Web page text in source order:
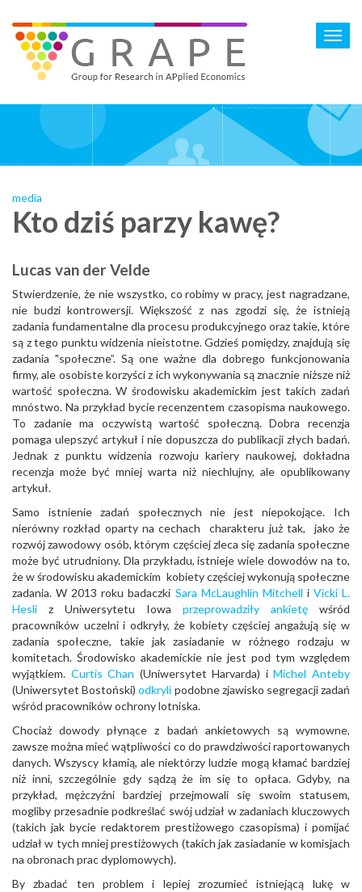
main
content
media
Kto dziś parzy kawę?
Lucas van der Velde
Stwierdzenie, że nie wszystko, co robimy w pracy, jest nagradzane,
nie budzi kontrowersji. Większość z nas zgodzi się, że istnieją
zadania fundamentalne dla procesu produkcyjnego oraz takie, które
są z tego punktu widzenia nieistotne. Gdzieś pomiędzy, znajdują się
zadania "społeczne”. Są one ważne dla dobrego funkcjonowania
firmy, ale osobiste korzyści z ich wykonywania są znacznie niższe niż
wartość społeczna. W środowisku akademickim jest takich zadań
mnóstwo. Na przykład bycie recenzentem czasopisma naukowego.
To zadanie ma oczywistą wartość społeczną. Dobra recenzja
pomaga ulepszyć artykuł i nie dopuszcza do publikacji złych badań.
Jednak z punktu widzenia rozwoju kariery naukowej, dokładna
recenzja może być mniej warta niż niechlujny, ale opublikowany
artykuł.
Samo istnienie zadań społecznych nie jest niepokojące. Ich
nierówny rozkład oparty na cechach charakteru już tak, jako że
rozwój zawodowy osób, którym częściej zleca się zadania społeczne
może być utrudniony. Dla przykładu, istnieje wiele dowodów na to,
że w środowisku akademickim kobiety częściej wykonują społeczne
zadania. W 2013 roku badaczki Sara McLaughlin Mitchell i Vicki L.
Hesli z Uniwersytetu Iowa przeprowadziły ankietę wśród
pracowników uczelni i odkryły, że kobiety częściej angażują się w
zadania społeczne, takie jak zasiadanie w różnego rodzaju w
komitetach. Środowisko akademickie nie jest pod tym względem
wyjątkiem. Curtis Chan (Uniwersytet Harvarda) iMichel Anteby
(Uniwersytet Bostoński)odkryli podobne zjawisko segregacji zadań
wśród pracowników ochrony lotniska.
Chociaż dowody płynące z badań ankietowych są wymowne,
zawsze można mieć wątpliwości co do prawdziwości raportowanych
danych. Wszyscy kłamią, ale niektórzy ludzie mogą kłamać bardziej
niż inni, szczególnie gdy sądzą że im się to opłaca. Gdyby, na
przykład, mężczyźni bardziej przejmowali się swoim statusem,
mogliby przesadnie podkreślać swój udział w zadaniach kluczowych
(takich jak bycie redaktorem prestiżowego czasopisma) i pomijać
udział w tych mniej prestiżowych (takich jak zasiadanie w komisjach
na obronach prac dyplomowych).
By zbadać ten problem i lepiej zrozumieć istniejącą lukę w